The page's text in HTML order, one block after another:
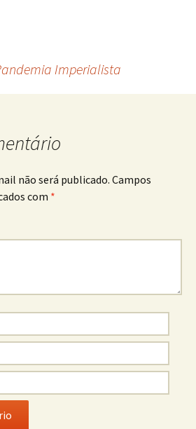
Imperialista
não será publicado. Campos
com *